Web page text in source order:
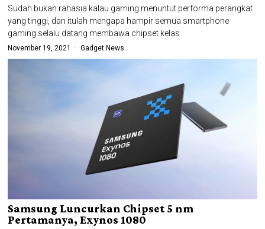
Sudah bukan rahasia kalau gaming menuntut performa perangkat
yang tinggi, dan itulah mengapa hampir semua smartphone
gaming selalu datang membawa chipset kelas
November 19, 2021 Gadget News
Samsung Luncurkan Chipset 5 nm
Pertamanya, Exynos 1080